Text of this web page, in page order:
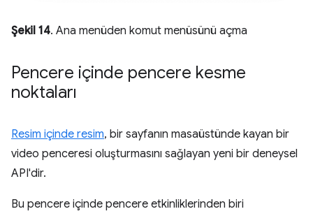
Şekil 14. Ana menüden komut menüsünü açma
Pencere içinde pencere kesme
noktaları
Resim içinde resim, bir sayfanın masaüstünde kayan bir
video penceresi oluşturmasını sağlayan yeni bir deneysel
API'dir.
Bu pencere içinde pencere etkinliklerinden biri